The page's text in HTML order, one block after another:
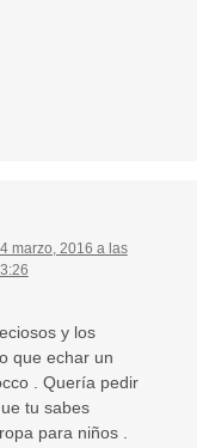
marzo, 2016 a las
y los
que echar un
. Quería pedir
tu sabes
para niños .